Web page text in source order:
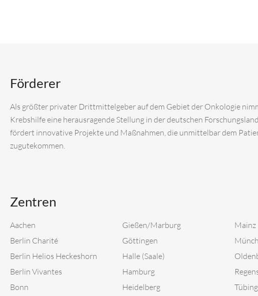
Förderer
Als größter privater Drittmittelgeber auf dem Gebiet der Onkologie
Krebshilfe eine herausragende Stellung in der deutschen
fördert innovative Projekte und Maßnahmen, die unmittelbar dem
zugutekommen.
Zentren
Aachen
Berlin Charité
Berlin Helios Heckeshorn
Berlin Vivantes
Bonn
Gießen/Marburg
Göttingen
Halle (Saale)
Hamburg
Heidelberg
Mainz